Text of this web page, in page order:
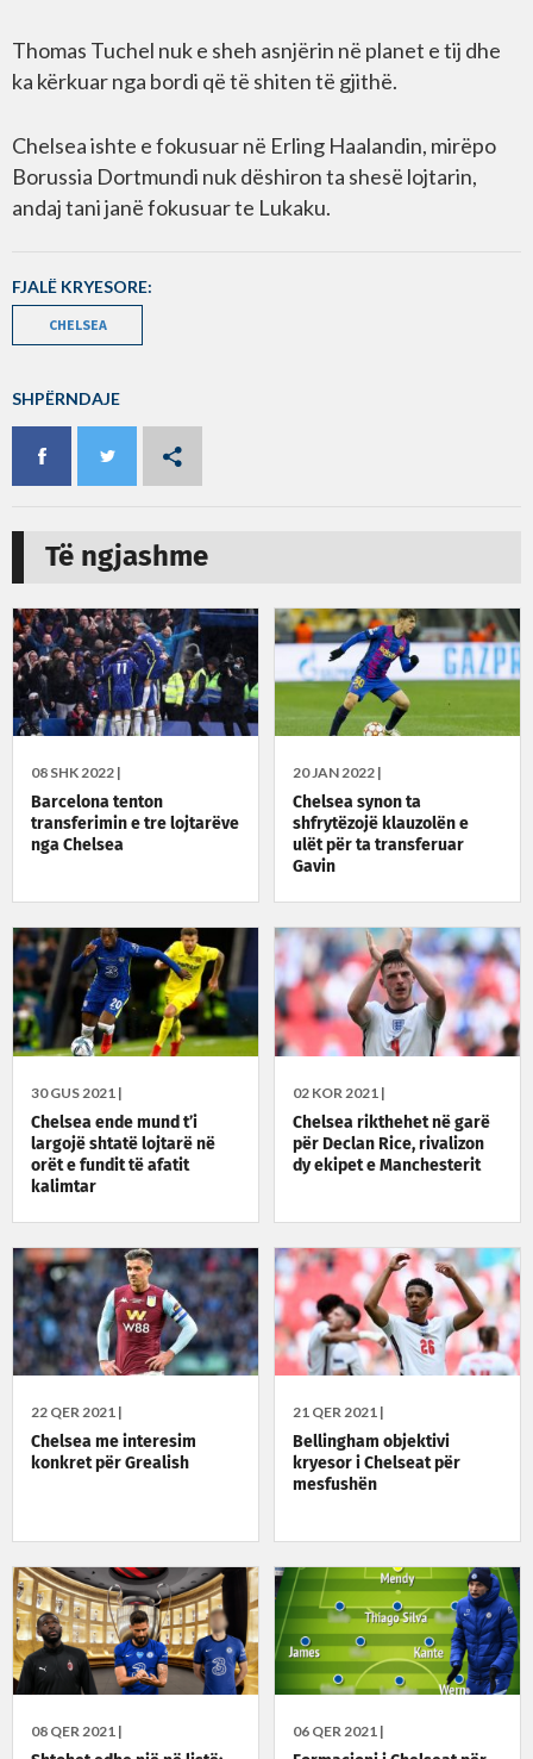
Thomas Tuchel nuk e sheh asnjërin në planet e tij dhe
ka kërkuar nga bordi që të shiten të gjithë.
Chelsea ishte e fokusuar në Erling Haalandin, mirëpo
Borussia Dortmundi nuk dëshiron ta shesë lojtarin,
andaj tani janë fokusuar te Lukaku.
FJALË KRYESORE:
CHELSEA
SHPËRNDAJE
Të ngjashme
08 SHK 2022 |
Barcelona tenton
transferimin e tre lojtarëve
nga Chelsea
20 JAN 2022 |
Chelsea synon ta
shfrytëzojë klauzolën e
ulët për ta transferuar
Gavin
30 GUS 2021 |
Chelsea ende mund t’i
largojë shtatë lojtarë në
orët e fundit të afatit
kalimtar
02 KOR 2021 |
Chelsea rikthehet në garë
për Declan Rice, rivalizon
dy ekipet e Manchesterit
22 QER 2021 |
Chelsea me interesim
konkret për Grealish
21 QER 2021 |
Bellingham objektivi
kryesor i Chelseat për
mesfushën
08 QER 2021 | 06 QER 2021 |